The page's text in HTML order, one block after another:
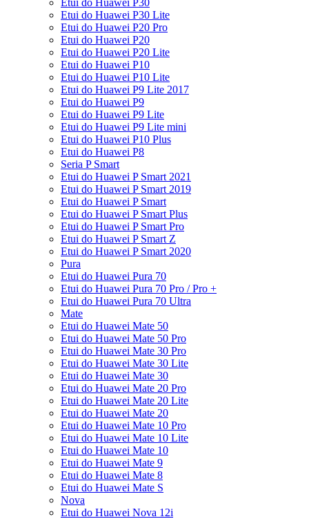
Etui do Huawei P30
Etui do Huawei P30 Lite
Etui do Huawei P20 Pro
Etui do Huawei P20
Etui do Huawei P20 Lite
Etui do Huawei P10
Etui do Huawei P10 Lite
Etui do Huawei P9 Lite 2017
Etui do Huawei P9
Etui do Huawei P9 Lite
Etui do Huawei P9 Lite mini
Etui do Huawei P10 Plus
Etui do Huawei P8
Seria P Smart
Etui do Huawei P Smart 2021
Etui do Huawei P Smart 2019
Etui do Huawei P Smart
Etui do Huawei P Smart Plus
Etui do Huawei P Smart Pro
Etui do Huawei P Smart Z
Etui do Huawei P Smart 2020
Pura
Etui do Huawei Pura 70
Etui do Huawei Pura 70 Pro / Pro +
Etui do Huawei Pura 70 Ultra
Mate
Etui do Huawei Mate 50
Etui do Huawei Mate 50 Pro
Etui do Huawei Mate 30 Pro
Etui do Huawei Mate 30 Lite
Etui do Huawei Mate 30
Etui do Huawei Mate 20 Pro
Etui do Huawei Mate 20 Lite
Etui do Huawei Mate 20
Etui do Huawei Mate 10 Pro
Etui do Huawei Mate 10 Lite
Etui do Huawei Mate 10
Etui do Huawei Mate 9
Etui do Huawei Mate 8
Etui do Huawei Mate S
Nova
Etui do Huawei Nova 12i